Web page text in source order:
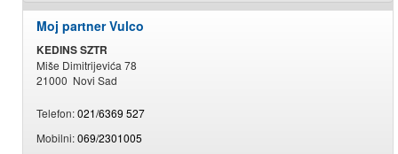
Moj partner Vulco
KEDINS SZTR
Miše Dimitrijevića 78
21000 Novi Sad
Telefon:021/6369 527
Mobilni:069/2301005